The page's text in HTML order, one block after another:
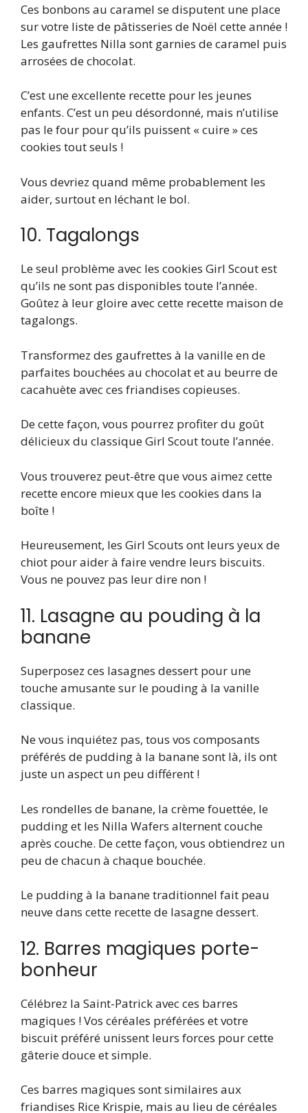
Ces bonbons au caramel se disputent une place
sur votre liste de pâtisseries de Noël cette année !
Les gaufrettes Nilla sont garnies de caramel puis
arrosées de chocolat.
C’est une excellente recette pour les jeunes
enfants. C’est un peu désordonné, mais n’utilise
pas le four pour qu’ils puissent « cuire » ces
cookies tout seuls !
Vous devriez quand même probablement les
aider, surtout en léchant le bol.
10. Tagalongs
Le seul problème avec les cookies Girl Scout est
qu’ils ne sont pas disponibles toute l’année.
Goûtez à leur gloire avec cette recette maison de
tagalongs.
Transformez des gaufrettes à la vanille en de
parfaites bouchées au chocolat et au beurre de
cacahuète avec ces friandises copieuses.
De cette façon, vous pourrez profiter du goût
délicieux du classique Girl Scout toute l’année.
Vous trouverez peut-être que vous aimez cette
recette encore mieux que les cookies dans la
boîte !
Heureusement, les Girl Scouts ont leurs yeux de
chiot pour aider à faire vendre leurs biscuits.
Vous ne pouvez pas leur dire non !
11. Lasagne au pouding à la
banane
Superposez ces lasagnes dessert pour une
touche amusante sur le pouding à la vanille
classique.
Ne vous inquiétez pas, tous vos composants
préférés de pudding à la banane sont là, ils ont
juste un aspect un peu différent !
Les rondelles de banane, la crème fouettée, le
pudding et les Nilla Wafers alternent couche
après couche. De cette façon, vous obtiendrez un
peu de chacun à chaque bouchée.
Le pudding à la banane traditionnel fait peau
neuve dans cette recette de lasagne dessert.
12. Barres magiques porte-
bonheur
Célébrez la Saint-Patrick avec ces barres
magiques ! Vos céréales préférées et votre
biscuit préféré unissent leurs forces pour cette
gâterie douce et simple.
Ces barres magiques sont similaires aux
friandises Rice Krispie, mais au lieu de céréales